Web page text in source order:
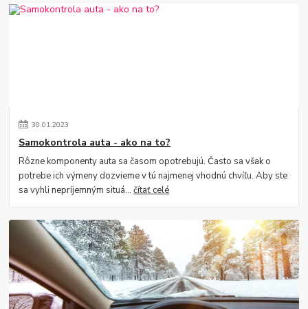
30.01.2023
Samokontrola auta - ako na to?
Rôzne komponenty auta sa časom opotrebujú. Často sa však o
potrebe ich výmeny dozvieme v tú najmenej vhodnú chvíľu. Aby ste
sa vyhli nepríjemným situá...čítať celé